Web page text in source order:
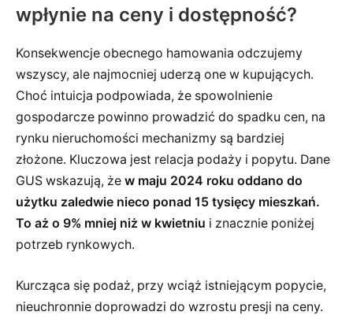
wpłynie na ceny i dostępność?
Konsekwencje obecnego hamowania odczujemy
wszyscy, ale najmocniej uderzą one w kupujących.
Choć intuicja podpowiada, że spowolnienie
gospodarcze powinno prowadzić do spadku cen, na
rynku nieruchomości mechanizmy są bardziej
złożone. Kluczowa jest relacja podaży i popytu. Dane
GUS wskazują, że w maju 2024 roku oddano do
użytku zaledwie nieco ponad 15 tysięcy mieszkań.
To aż o 9% mniej niż w kwietniu i znacznie poniżej
potrzeb rynkowych.
Kurcząca się podaż, przy wciąż istniejącym popycie,
nieuchronnie doprowadzi do wzrostu presji na ceny.